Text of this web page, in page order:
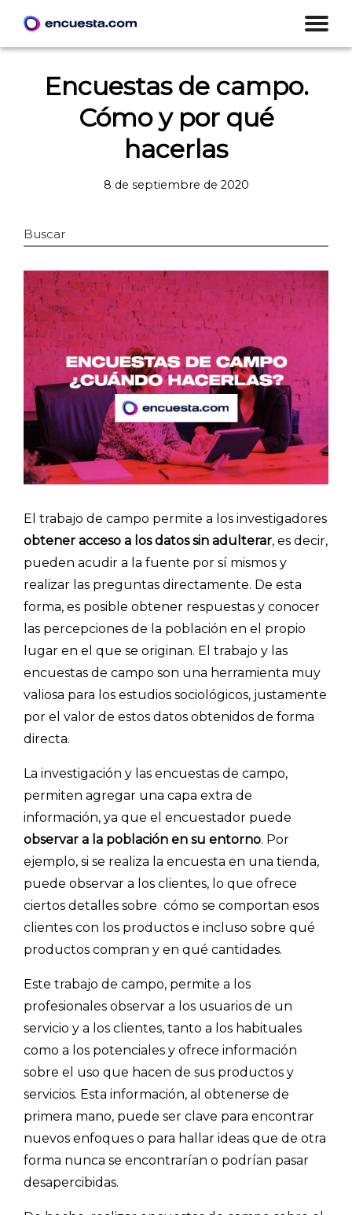
Encuestas de campo.
Cómo y por qué
hacerlas
8 de septiembre de 2020
Buscar
El trabajo de campo permite a los investigadores
obtener acceso a los datos sin adulterar, es decir,
pueden acudir a la fuente por sí mismos y
realizar las preguntas directamente. De esta
forma, es posible obtener respuestas y conocer
las percepciones de la población en el propio
lugar en el que se originan. El trabajo y las
encuestas de campo son una herramienta muy
valiosa para los estudios sociológicos, justamente
por el valor de estos datos obtenidos de forma
directa.
La investigación y las encuestas de campo,
permiten agregar una capa extra de
información, ya que el encuestador puede
observar a la población en su entorno. Por
ejemplo, si se realiza la encuesta en una tienda,
puede observar a los clientes, lo que ofrece
ciertos detalles sobre cómo se comportan esos
clientes con los productos e incluso sobre qué
productos compran y en qué cantidades.
Este trabajo de campo, permite a los
profesionales observar a los usuarios de un
servicio y a los clientes, tanto a los habituales
como a los potenciales y ofrece información
sobre el uso que hacen de sus productos y
servicios. Esta información, al obtenerse de
primera mano, puede ser clave para encontrar
nuevos enfoques o para hallar ideas que de otra
forma nunca se encontrarían o podrían pasar
desapercibidas.